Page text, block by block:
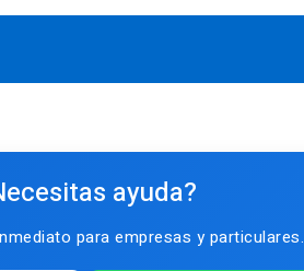
ayuda?
para empresas y particulares.